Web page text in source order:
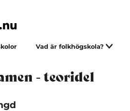
Vad är folkhögskola?
- teoridel